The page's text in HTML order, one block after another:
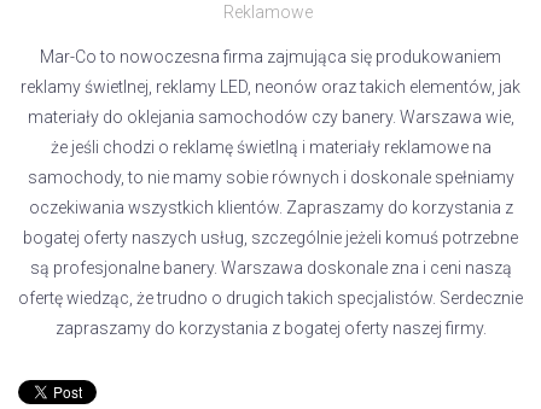
Reklamowe
Mar-Co to nowoczesna firma zajmująca się produkowaniem
reklamy świetlnej, reklamy LED, neonów oraz takich elementów, jak
materiały do oklejania samochodów czy banery. Warszawa wie,
że jeśli chodzi o reklamę świetlną i materiały reklamowe na
samochody, to nie mamy sobie równych i doskonale spełniamy
oczekiwania wszystkich klientów. Zapraszamy do korzystania z
bogatej oferty naszych usług, szczególnie jeżeli komuś potrzebne
są profesjonalne banery. Warszawa doskonale zna i ceni naszą
ofertę wiedząc, że trudno o drugich takich specjalistów. Serdecznie
zapraszamy do korzystania z bogatej oferty naszej firmy.